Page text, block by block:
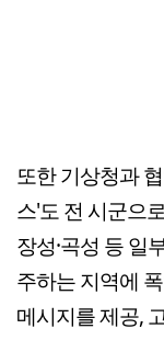
또한 기상청과
스'도 전 시군으
장성·곡성 등 일
주하는 지역에
메시지를 제공,